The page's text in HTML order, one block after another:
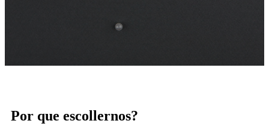
Por que escollernos?